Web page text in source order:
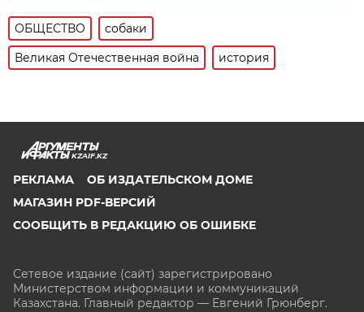
ОБЩЕСТВО
собаки
Великая Отечественная война
история
KZAIF.KZ
РЕКЛАМА
ОБ ИЗДАТЕЛЬСКОМ ДОМЕ
МАГАЗИН PDF-ВЕРСИЙ
СООБЩИТЬ В РЕДАКЦИЮ ОБ ОШИБКЕ
Сетевое издание (сайт) зарегистрировано
Министерством информации и коммуникаций
Казахстана. Главный редактор — Евгений Грюнберг.